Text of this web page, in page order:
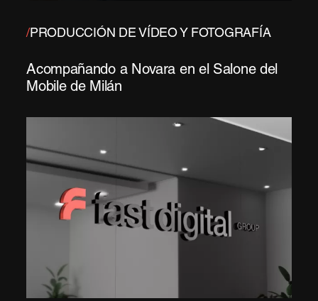
/PRODUCCIÓN DE VÍDEO Y FOTOGRAFÍA
Acompañando a Novara en el Salone del
Mobile de Milán